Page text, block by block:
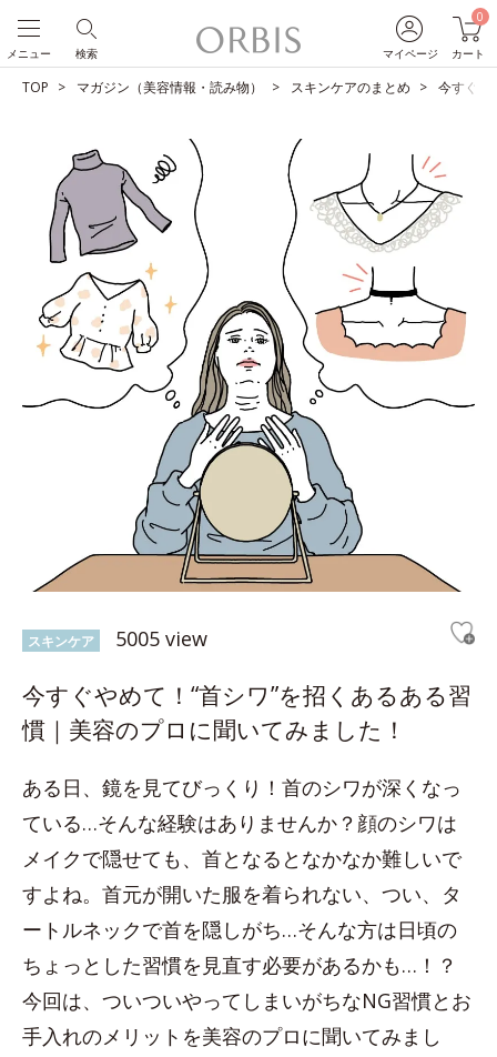
マイページ
0
カート
検索
メニュー
TOP マガジン（美容情報・読み物） スキンケアのまとめ 今すぐや
スキンケア 5005 view
今すぐやめて！“首シワ”を招くあるある習
慣｜美容のプロに聞いてみました！
ある日、鏡を見てびっくり！首のシワが深くなっ
ている…そんな経験はありませんか？顔のシワは
メイクで隠せても、首となるとなかなか難しいで
すよね。首元が開いた服を着られない、つい、タ
ートルネックで首を隠しがち…そんな方は日頃の
ちょっとした習慣を見直す必要があるかも…！？
今回は、ついついやってしまいがちなNG習慣とお
手入れのメリットを美容のプロに聞いてみまし